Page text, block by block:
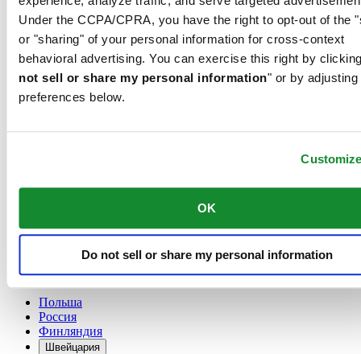
Under the CCPA/CPRA, you have the right to opt-out of the
or "sharing" of your personal information for cross-context
behavioral advertising. You can exercise this right by
not sell or share my personal information" or by adjusting
preferences below.
OK
Do not sell or share my personal information
France
Австрия
Бельгия
Dutch
Français
Великобритания
Германия
English
Нидерланды
Норвегия
Польша
Россия
Финляндия
Швейцария